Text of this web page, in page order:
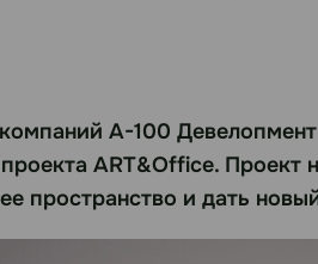
А-100
ART&Office. Проект
пространство и дать